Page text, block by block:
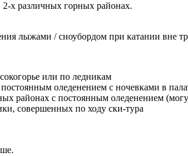
х различных горных районах.
лыжами / сноубордом при катании вне
или по ледникам
оледенением с ночевками в
районах с постоянным оледенением
совершенных по ходу ски-тура